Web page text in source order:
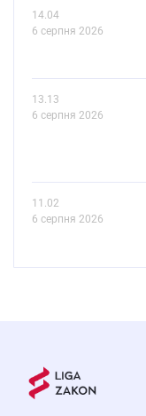
14.04
6 серпня 2026
13.13
6 серпня 2026
11.02
6 серпня 2026